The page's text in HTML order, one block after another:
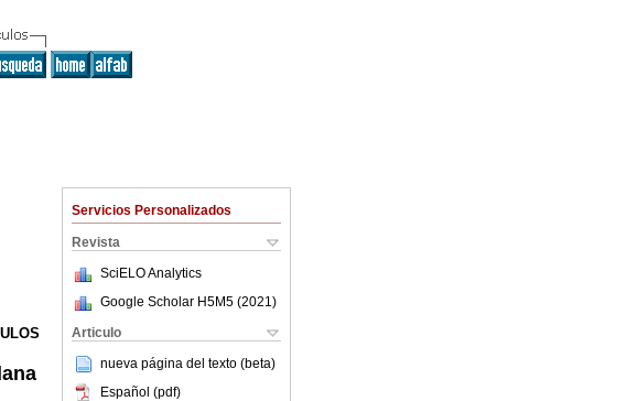
Servicios Personalizados
Revista
SciELO Analytics
Google Scholar H5M5 (2021 )
Articulo
nueva página del texto (beta)
Español (pdf)